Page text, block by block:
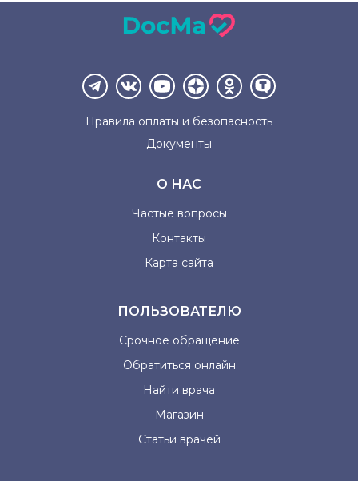
Правила оплаты и безопасность
Документы
О НАС
Частые вопросы
Контакты
Карта сайта
ПОЛЬЗОВАТЕЛЮ
Срочное обращение
Обратиться онлайн
Найти врача
Магазин
Статьи врачей